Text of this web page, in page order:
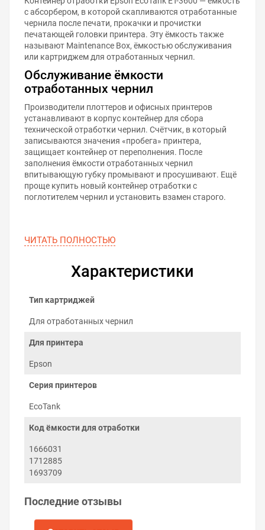
с абсорбером, в которой скапливаются отработанные
чернила после печати, прокачки и прочистки
печатающей головки принтера. Эту ёмкость также
называют Maintenance Box, ёмкостью обслуживания
или картриджем для отработанных чернил.
Обслуживание ёмкости
отработанных чернил
Производители плоттеров и офисных принтеров
устанавливают в корпус контейнер для сбора
технической отработки чернил. Счётчик, в который
записываются значения «пробега» принтера,
защищает контейнер от переполнения. После
заполнения ёмкости отработанных чернил
впитывающую губку промывают и просушивают. Ещё
проще купить новый контейнер отработки с
поглотителем чернил и установить взамен старого.
Как заменить контейнер для
EcoTank ET-3600
Заменить ёмкость отработанных чернил можно
самостоятельно:
Выключите принтер.
обслуживания с задней стороны принтера.
принтера.
ЧИТАТЬ ПОЛНОСТЬЮ
Характеристики
Тип картриджей
Для отработанных чернил
Для принтера
Epson
Серия принтеров
EcoTank
Код ёмкости для отработки
1666031
1712885
1693709
Последние отзывы